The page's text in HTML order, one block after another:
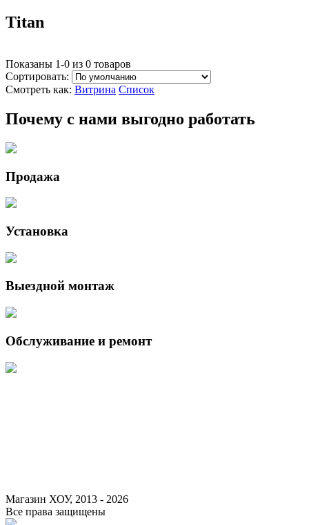
Titan
Показаны 1-0 из 0 товаров
Сортировать:
Смотреть как: Витрина Список
Почему с нами выгодно работать
Продажа
Установка
Выездной монтаж
Обслуживание и ремонт
Магазин ХОУ, 2013 - 2026
Все права защищены